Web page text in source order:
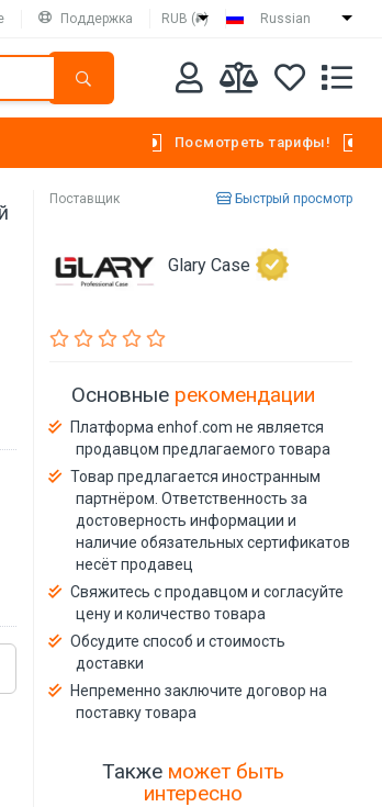
Поддержка RUB (₽) Russian
Посмотреть тарифы!
Поставщик Быстрый просмотр
Glary Case
Основные рекомендации
Платформа enhof.com не является
продавцом предлагаемого товара
Товар предлагается иностранным
партнёром. Ответственность за
достоверность информации и
наличие обязательных сертификатов
несёт продавец
Свяжитесь с продавцом и согласуйте
цену и количество товара
Обсудите способ и стоимость
доставки
Непременно заключите договор на
поставку товара
Также может быть
интересно